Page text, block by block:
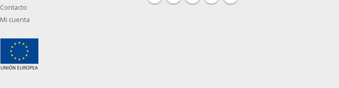
Contacto
Mi cuenta